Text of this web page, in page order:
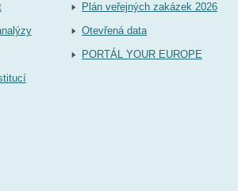
Plán veřejných zakázek 2026
Otevřená data
PORTÁL YOUR EUROPE